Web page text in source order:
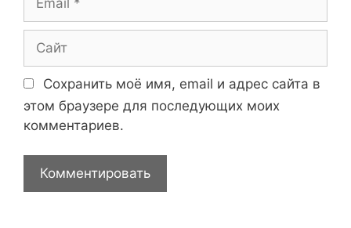
a
й
Сохранить моё имя, email и адрес сайта в
этом браузере для последующих моих
комментариев.